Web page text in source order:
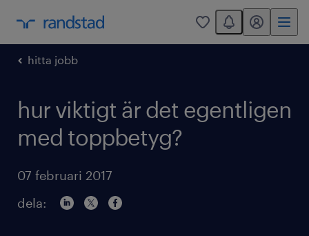
0
You have 0
mitt randstad
hitta jobb
hur viktigt är det egentligen
med toppbetyg?
07 februari 2017
dela: